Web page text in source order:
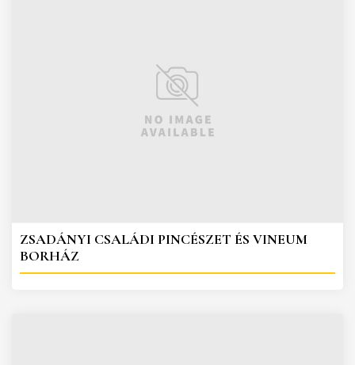
ZSADÁNYI CSALÁDI PINCÉSZET ÉS VINEUM
BORHÁZ